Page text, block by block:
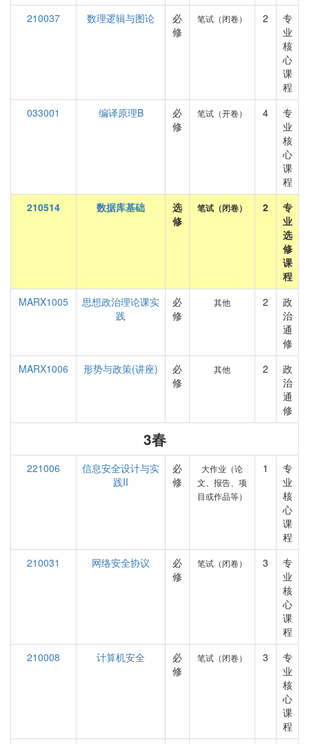
210037
数理逻辑与图论
必
修
笔试（闭卷） 2
专
业
核
心
课
程
033001
编译原理B
必
修
笔试（开卷） 4
专
业
核
心
课
程
210514
数据库基础
选
修
笔试（闭卷） 2
专
业
选
修
课
程
MARX1005
思想政治理论课实
践
必
修
其他 2
政
治
通
修
MARX1006
形势与政策(讲座)
必
修
其他 2
政
治
通
修
3春
221006
信息安全设计与实
践II
必
修
大作业（论
文、报告、项
目或作品等）
1
专
业
核
心
课
程
210031
网络安全协议
必
修
笔试（闭卷） 3
专
业
核
心
课
程
210008
计算机安全
必
修
笔试（闭卷） 3
专
业
核
心
课
程